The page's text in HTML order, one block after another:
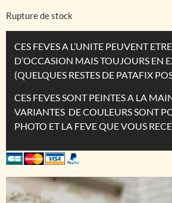
Rupture de stock
CES FEVES A L’UNITE PEUVENT
D’OCCASION MAIS TOUJOURS EN
(QUELQUES RESTES DE PATAFIX
CES FEVES SONT PEINTES A LA
VARIANTES DE COULEURS SONT
PHOTO ET LA FEVE QUE VOUS